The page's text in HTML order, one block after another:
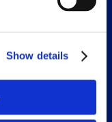
Show details